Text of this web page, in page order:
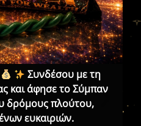
Συνδέσου με τη
και άφησε το Σύμπαν
δρόμους πλούτου,
ευκαιριών.